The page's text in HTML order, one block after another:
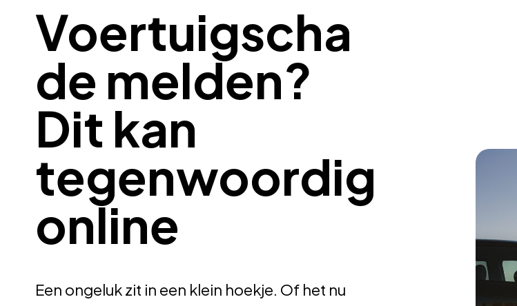
Voertuigscha
de melden?
Dit kan
tegenwoordig
online
Een ongeluk zit in een klein hoekje. Of het nu